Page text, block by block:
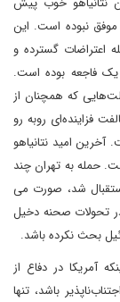
موفق نبوده است. این
اعتراضات گسترده و
فاجعه بوده است.
که همچنان از
فزاینده‌ای روبه رو
امید نتانیاهو
حمله به تهران چند
شد، صورت می
تحولات صحنه دخیل
بحث نکرده باشد.
آمریکا در دفاع از
باشد، تنها